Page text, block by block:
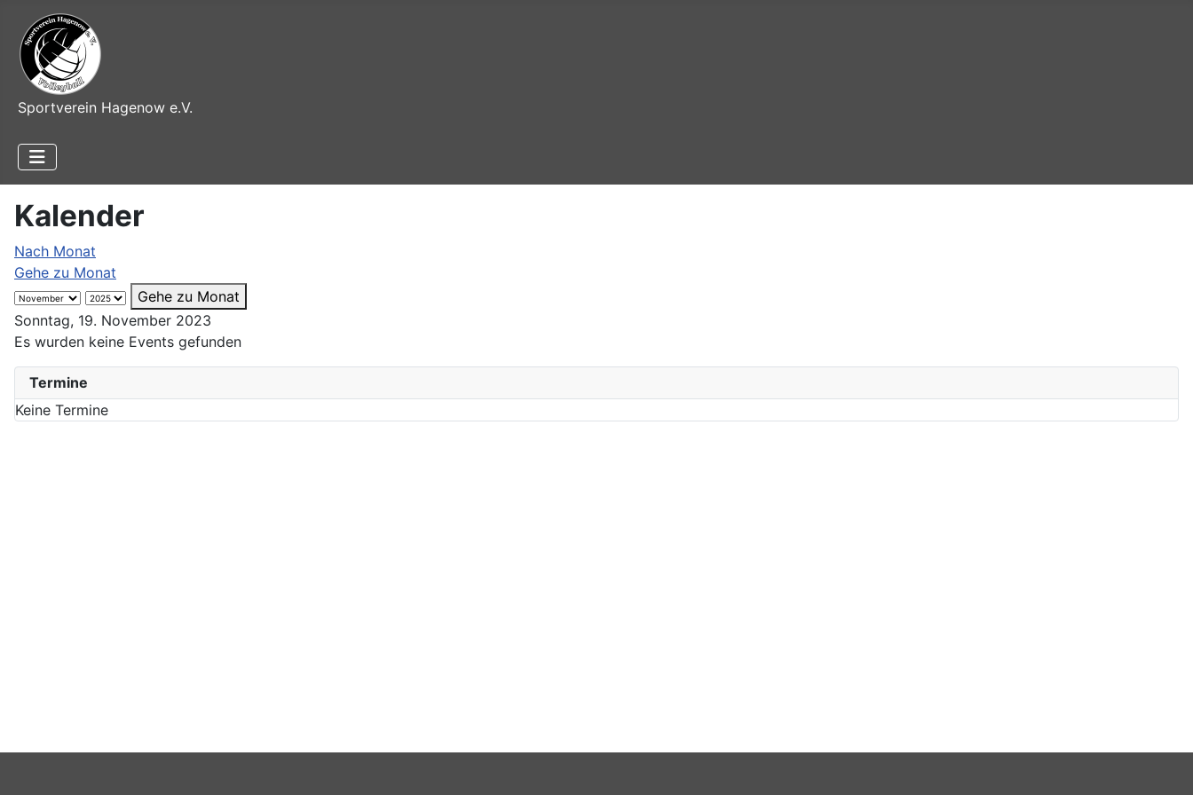
Sportverein Hagenow e.V.
Termine
Keine Termine
Kalender
Nach Monat
Gehe zu Monat
Gehe zu Monat
Sonntag, 19. November 2023
Es wurden keine Events gefunden